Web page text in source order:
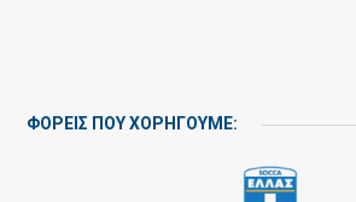
ΦΟΡΕΙΣ ΠΟΥ ΧΟΡΗΓΟΥΜΕ: